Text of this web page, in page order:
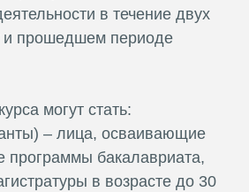
в течение двух
прошедшем периоде
могут стать:
– лица, осваивающие
программы бакалавриата,
в возрасте до 30